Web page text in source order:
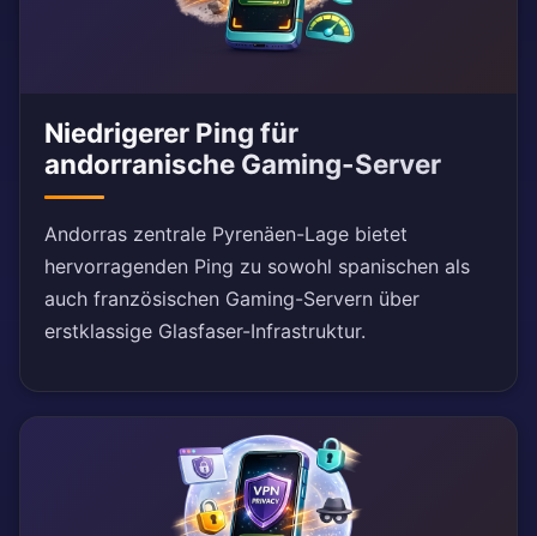
Niedrigerer Ping für
andorranische Gaming-Server
Andorras zentrale Pyrenäen-Lage bietet
hervorragenden Ping zu sowohl spanischen als
auch französischen Gaming-Servern über
erstklassige Glasfaser-Infrastruktur.